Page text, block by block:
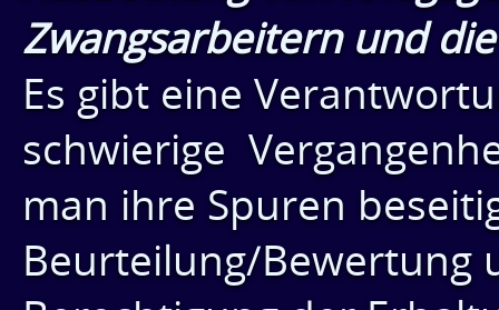
Zwangsarbeitern und
Es gibt eine
schwierige
man ihre Spuren
Beurteilung/Bewertung